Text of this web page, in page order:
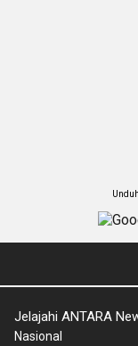
Jelajahi ANTARA
Nasional